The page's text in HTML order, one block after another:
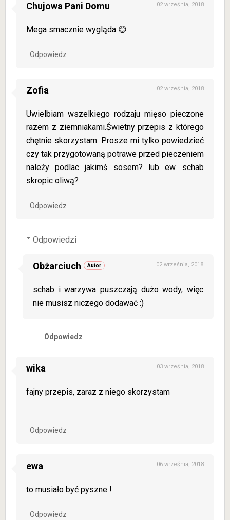
Chujowa Pani Domu 02 września, 2018
Mega smacznie wygląda 😊
Odpowiedz
Zofia 02 września, 2018
Uwielbiam wszelkiego rodzaju mięso pieczone
razem z ziemniakami.Świetny przepis z którego
chętnie skorzystam. Prosze mi tylko powiedzieć
czy tak przygotowaną potrawe przed pieczeniem
należy podlac jakimś sosem? lub ew. schab
skropic oliwą?
Odpowiedz
Odpowiedzi
Obżarciuch 02 września, 2018
schab i warzywa puszczają dużo wody, więc
nie musisz niczego dodawać :)
Odpowiedz
wika 03 września, 2018
fajny przepis, zaraz z niego skorzystam
Odpowiedz
ewa 06 września, 2018
to musiało być pyszne !
Odpowiedz